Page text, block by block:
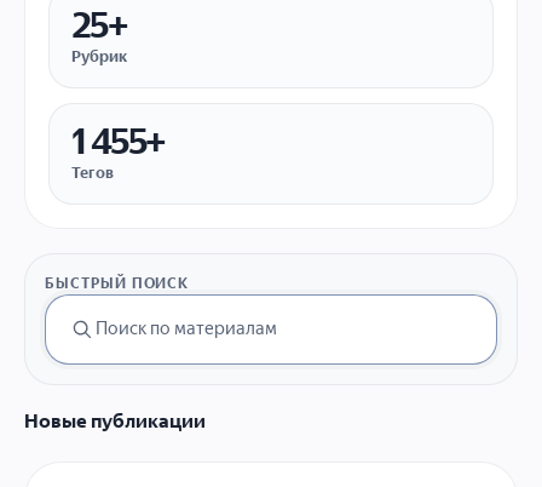
25+
Рубрик
1 455+
Тегов
БЫСТРЫЙ ПОИСК
Новые публикации